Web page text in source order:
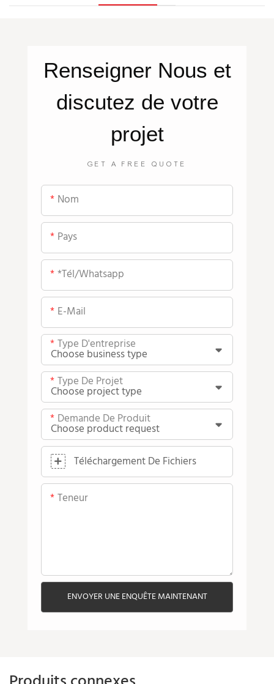
Renseigner Nous et
discutez de votre
projet
GET A FREE QUOTE
Nom
Pays
*tél/whatsapp
E-Mail
Type D'entreprise
Type De Projet
Demande De Produit
Téléchargement De Fichiers
Teneur
ENVOYER UNE ENQUÊTE MAINTENANT